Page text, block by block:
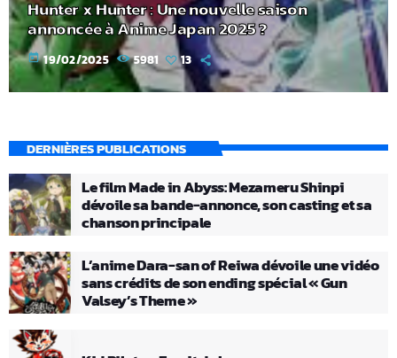
Hunter x Hunter : Une nouvelle saison
annoncée à Anime Japan 2025 ?
today 19/02/2025 5981 13
DERNIÈRES PUBLICATIONS
Le film Made in Abyss: Mezameru Shinpi
dévoile sa bande-annonce, son casting et sa
chanson principale
L’anime Dara-san of Reiwa dévoile une vidéo
sans crédits de son ending spécial « Gun
Valsey’s Theme »